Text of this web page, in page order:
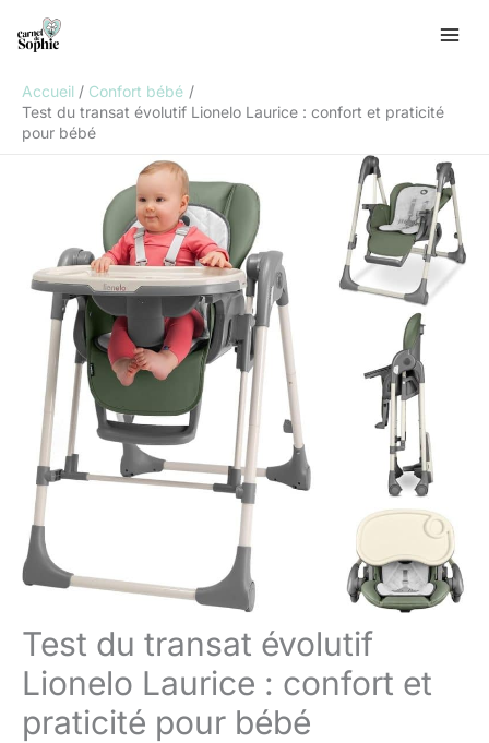
Accueil
Confort bébé
Test du transat évolutif Lionelo Laurice : confort et praticité
pour bébé
Test du transat évolutif
Lionelo Laurice : confort et
praticité pour bébé
e
h
e